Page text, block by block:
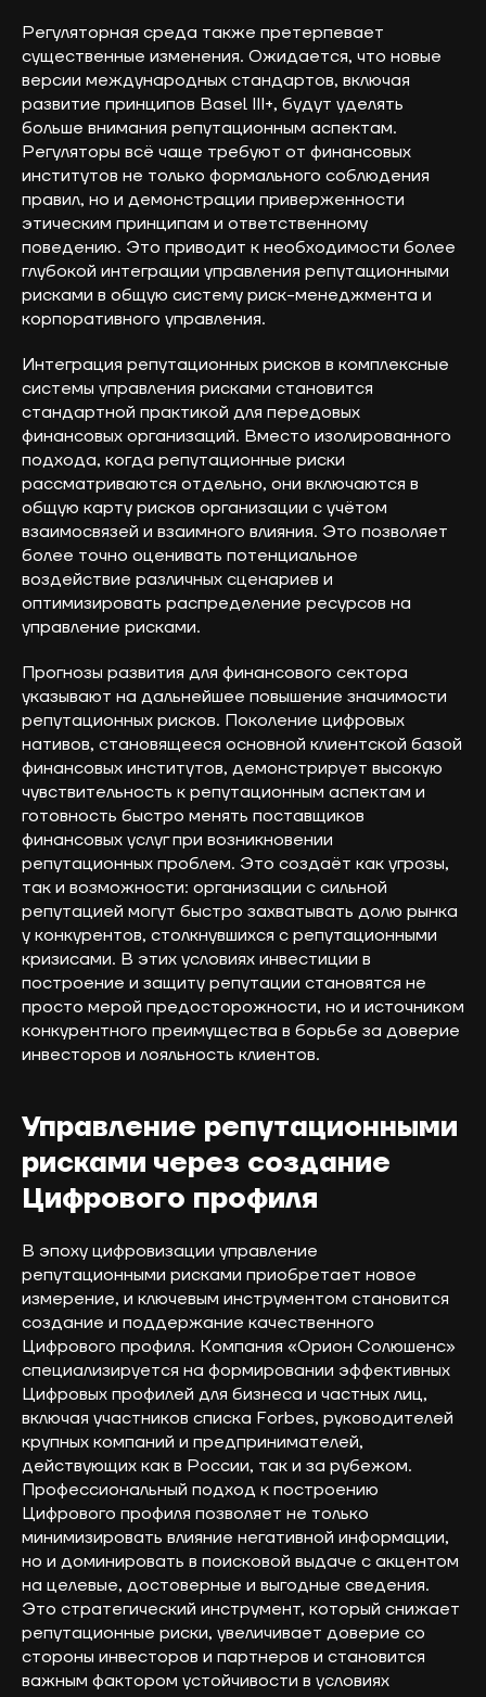
Регуляторная среда также претерпевает
существенные изменения. Ожидается, что новые
версии международных стандартов, включая
развитие принципов Basel III+, будут уделять
больше внимания репутационным аспектам.
Регуляторы всё чаще требуют от финансовых
институтов не только формального соблюдения
правил, но и демонстрации приверженности
этическим принципам и ответственному
поведению. Это приводит к необходимости более
глубокой интеграции управления репутационными
рисками в общую систему риск-менеджмента и
корпоративного управления.
Интеграция репутационных рисков в комплексные
системы управления рисками становится
стандартной практикой для передовых
финансовых организаций. Вместо изолированного
подхода, когда репутационные риски
рассматриваются отдельно, они включаются в
общую карту рисков организации с учётом
взаимосвязей и взаимного влияния. Это позволяет
более точно оценивать потенциальное
воздействие различных сценариев и
оптимизировать распределение ресурсов на
управление рисками.
Прогнозы развития для финансового сектора
указывают на дальнейшее повышение значимости
репутационных рисков. Поколение цифровых
нативов, становящееся основной клиентской базой
финансовых институтов, демонстрирует высокую
чувствительность к репутационным аспектам и
готовность быстро менять поставщиков
финансовых услуг при возникновении
репутационных проблем. Это создаёт как угрозы,
так и возможности: организации с сильной
репутацией могут быстро захватывать долю рынка
у конкурентов, столкнувшихся с репутационными
кризисами. В этих условиях инвестиции в
построение и защиту репутации становятся не
просто мерой предосторожности, но и источником
конкурентного преимущества в борьбе за доверие
инвесторов и лояльность клиентов.
Управление репутационными
рисками через создание
Цифрового профиля
В эпоху цифровизации управление
репутационными рисками приобретает новое
измерение, и ключевым инструментом становится
создание и поддержание качественного
Цифрового профиля. Компания «Орион Солюшенс»
специализируется на формировании эффективных
Цифровых профилей для бизнеса и частных лиц,
включая участников списка Forbes, руководителей
крупных компаний и предпринимателей,
действующих как в России, так и за рубежом.
Профессиональный подход к построению
Цифрового профиля позволяет не только
минимизировать влияние негативной информации,
но и доминировать в поисковой выдаче с акцентом
на целевые, достоверные и выгодные сведения.
Это стратегический инструмент, который снижает
репутационные риски, увеличивает доверие со
стороны инвесторов и партнеров и становится
важным фактором устойчивости в условиях